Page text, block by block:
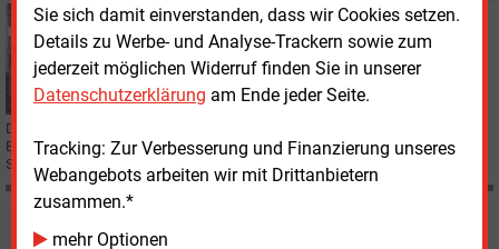
Sie sich damit einverstanden, dass wir Cookies setzen.
Details zu Werbe- und Analyse-Trackern sowie zum
jederzeit möglichen Widerruf finden Sie in unserer
Datenschutzerklärung am Ende jeder Seite.
Tracking: Zur Verbesserung und Finanzierung unseres
Webangebots arbeiten wir mit Drittanbietern
zusammen.*
mehr Optionen
Montag, 30.09.2019, 16:19
E&M BAYERN
Neue Serienfertigung für Brennstoffzellen in Betrieb
Die Proton Motor Fuel Cell GmbH aus Puchheim bei München hat eine neue
Brennstoffzellen-Stack-Maschine in Betrieb genommen und damit den
Schritt in die Serienfertigung geschafft.